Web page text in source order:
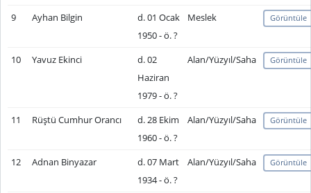
9 Ayhan Bilgin
d. 01 Ocak
1950 - ö. ?
Meslek Görüntüle
10 Yavuz Ekinci
d. 02
Haziran
1979 - ö. ?
Alan/Yüzyıl/Saha Görüntüle
11 Rüştü Cumhur Orancı
d. 28 Ekim
1960 - ö. ?
Alan/Yüzyıl/Saha Görüntüle
12 Adnan Binyazar
d. 07 Mart
1934 - ö. ?
Alan/Yüzyıl/Saha Görüntüle